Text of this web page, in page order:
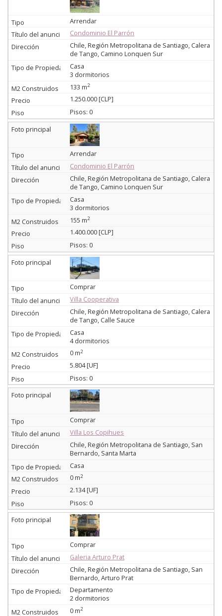
Arrendar
Condominio El Parrón
Chile, Región Metropolitana de Santiago, Calera
de Tango, Camino Lonquen Sur
Casa
3 dormitorios
133 m2
1.250.000 [CLP]
Pisos: 0
Arrendar
Condominio El Parrón
Chile, Región Metropolitana de Santiago, Calera
de Tango, Camino Lonquen Sur
Casa
3 dormitorios
155 m2
1.400.000 [CLP]
Pisos: 0
Comprar
Villa Cooperativa
Chile, Región Metropolitana de Santiago, Calera
de Tango, Calle Sauce
Casa
4 dormitorios
0 m2
5.804 [UF]
Pisos: 0
Comprar
Villa Los Copihues
Chile, Región Metropolitana de Santiago, San
Bernardo, Santa Marta
Casa
0 m2
2.134 [UF]
Pisos: 0
Comprar
Galeria Arturo Prat
Chile, Región Metropolitana de Santiago, San
Bernardo, Arturo Prat
Departamento
2 dormitorios
0 m2